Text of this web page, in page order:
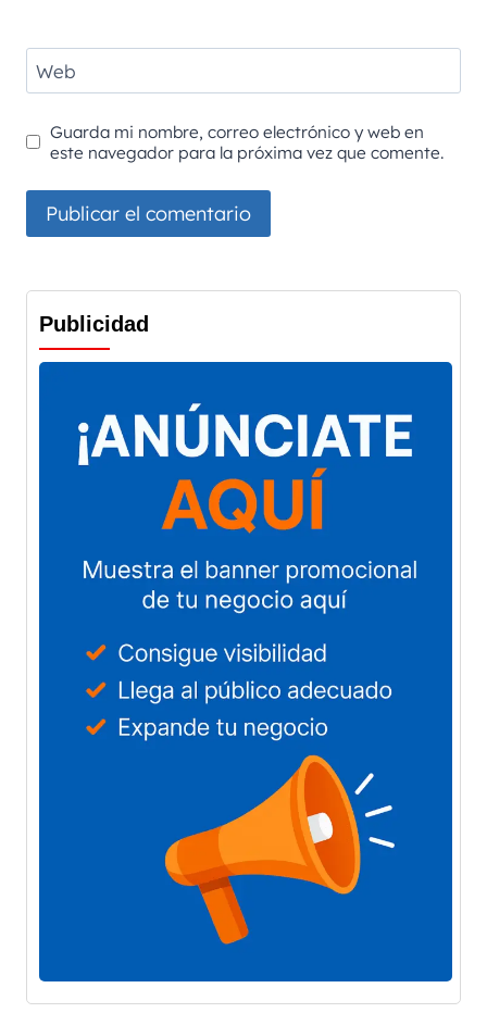
Web
Guarda mi nombre, correo electrónico y web en
este navegador para la próxima vez que comente.
Publicidad